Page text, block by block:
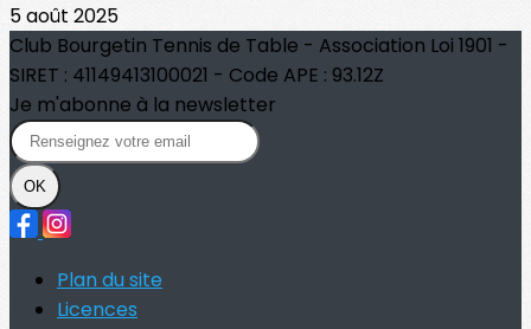
5 août 2025
Club Bourgetin Tennis de Table - Association Loi 1901 -
SIRET : 41149413100021 - Code APE : 93.12Z
Je m'abonne à la newsletter
OK
Plan du site
Licences